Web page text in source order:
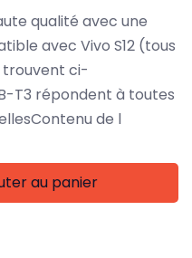
qualité avec une
avec Vivo S12 (tous
trouvent ci-
T3 répondent à toutes
de l
au panier